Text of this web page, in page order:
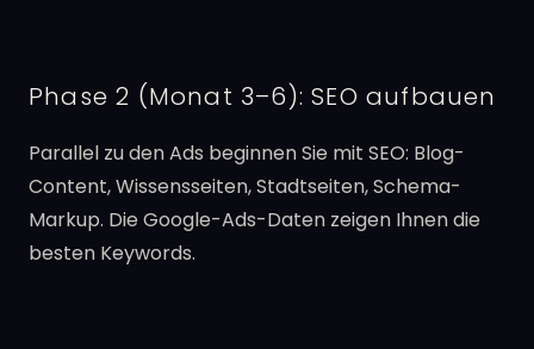
Phase 2 (Monat 3–6): SEO aufbauen
Parallel zu den Ads beginnen Sie mit SEO: Blog-
Content, Wissensseiten, Stadtseiten, Schema-
Markup. Die Google-Ads-Daten zeigen Ihnen die
besten Keywords.